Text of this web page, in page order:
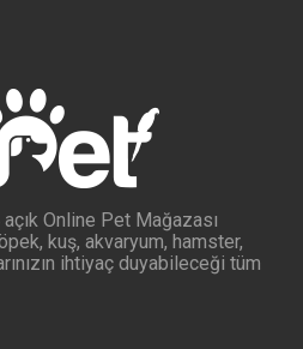
Online Pet Mağazası
kuş, akvaryum, hamster,
ihtiyaç duyabileceği tüm